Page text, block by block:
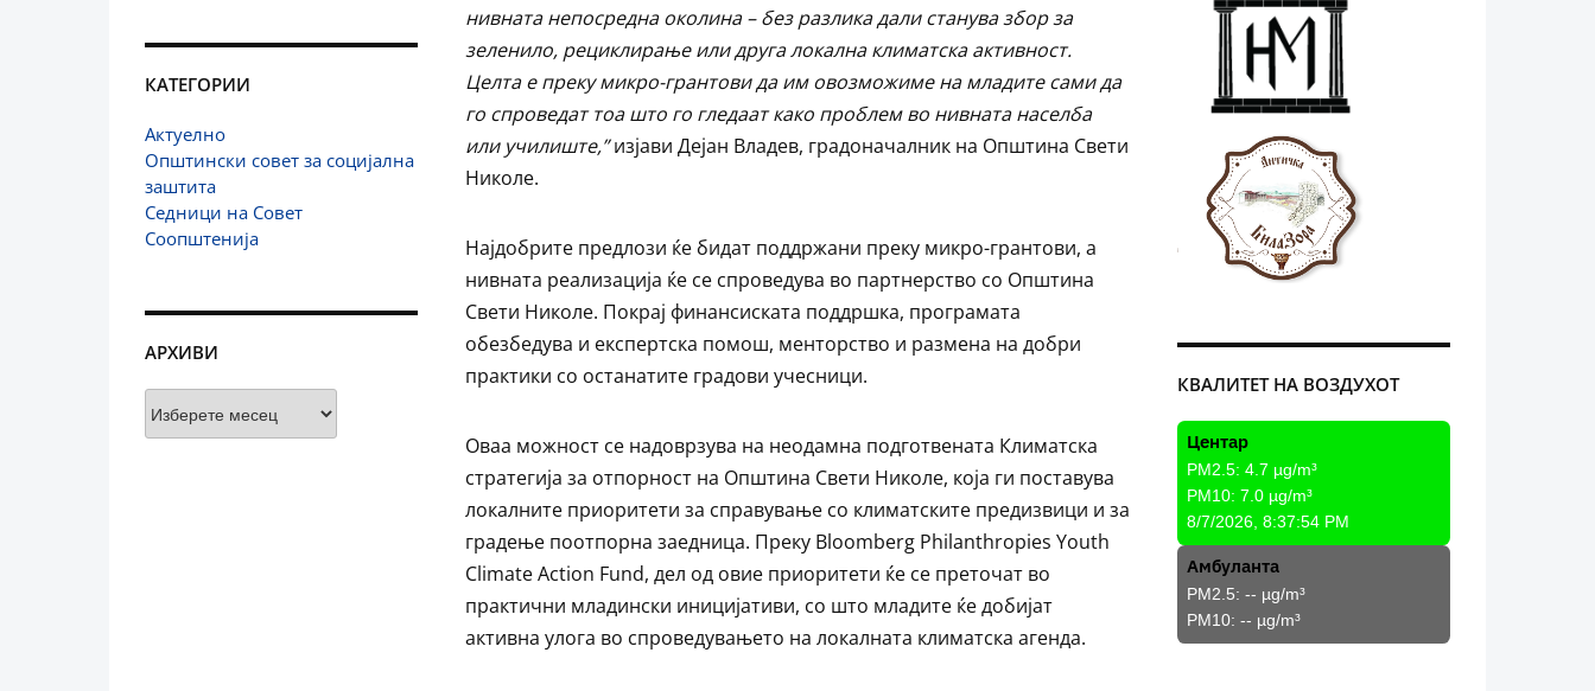
КАТЕГОРИИ
Актуелно
Општински совет за социјална
заштита
Седници на Совет
Соопштенија
АРХИВИ
нивната непосредна околина–без разлика дали станува збор за
зеленило, рециклирање или друга локална климатска активност.
Целта е преку микро-грантови да им овозможиме на младите сами да
го спроведат тоа што го гледаат како проблем во нивната населба
или училиште,”изјави Дејан Владев, градоначалник на Општина Свети
Николе.
Најдобрите предлози ќе бидат поддржани преку микро-грантови, а
нивната реализација ќе се спроведува во партнерство со Општина
Свети Николе. Покрај финансиската поддршка, програмата
обезбедува и експертска помош, менторство и размена на добри
практики со останатите градови учесници.
Оваа можност се надоврзува на неодамна подготвената Климатска
стратегија за отпорност на Општина Свети Николе, која ги поставува
локалните приоритети за справување со климатските предизвици и за
градење поотпорна заедница. Преку Bloomberg Philanthropies Youth
Climate Action Fund, дел од овие приоритети ќе се преточат во
практични младински иницијативи, со што младите ќе добијат
активна улога во спроведувањето на локалната климатска агенда.
КВАЛИТЕТ НА ВОЗДУХОТ
Центар
PM2.5: 4.7 µg/m³
PM10: 7.0 µg/m³
8/7/2026, 8:37:54 PM
Амбуланта
PM2.5: -- µg/m³
PM10: -- µg/m³